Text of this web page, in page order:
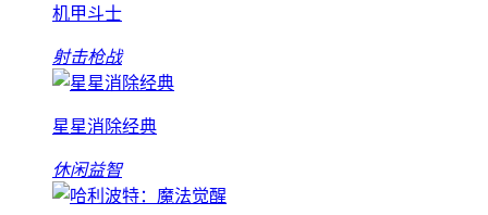
机甲斗士
射击枪战
星星消除经典
休闲益智